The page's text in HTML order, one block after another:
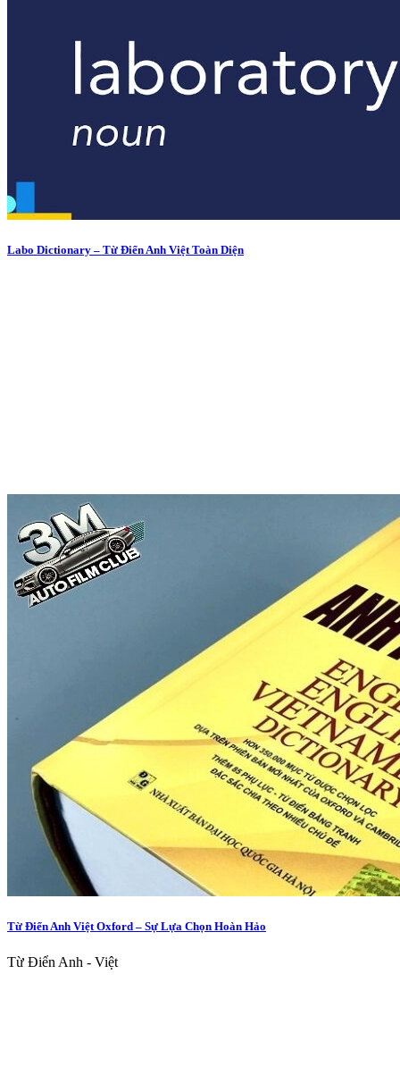
Labo Dictionary – Từ Điển Anh Việt Toàn Diện
Từ Điển Anh Việt Oxford – Sự Lựa Chọn Hoàn Hảo
Từ Điển Anh - Việt